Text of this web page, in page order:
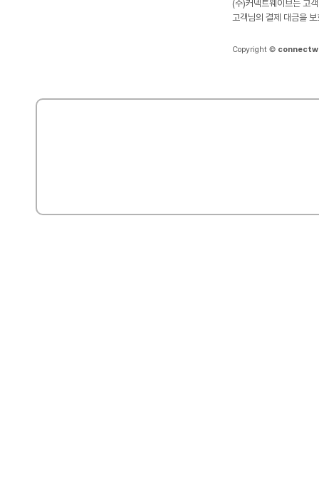
(주)커넥트웨이브는 고
고객님의 결제 대금을
Copyright ©